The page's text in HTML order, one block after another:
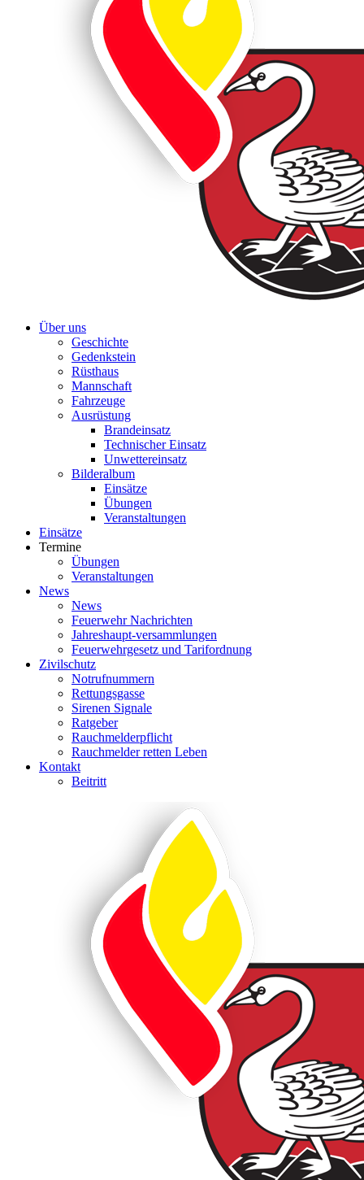
Über uns
Geschichte
Gedenkstein
Rüsthaus
Mannschaft
Fahrzeuge
Ausrüstung
Brandeinsatz
Technischer Einsatz
Unwettereinsatz
Bilderalbum
Einsätze
Übungen
Veranstaltungen
Einsätze
Termine
Übungen
Veranstaltungen
News
News
Feuerwehr Nachrichten
Jahreshaupt-versammlungen
Feuerwehrgesetz und Tarifordnung
Zivilschutz
Notrufnummern
Rettungsgasse
Sirenen Signale
Ratgeber
Rauchmelderpflicht
Rauchmelder retten Leben
Kontakt
Beitritt